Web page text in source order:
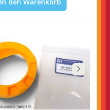
In den Warenkorb